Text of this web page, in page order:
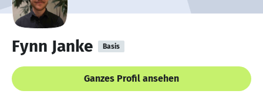
Fynn Janke Basis
Ganzes Profil ansehen